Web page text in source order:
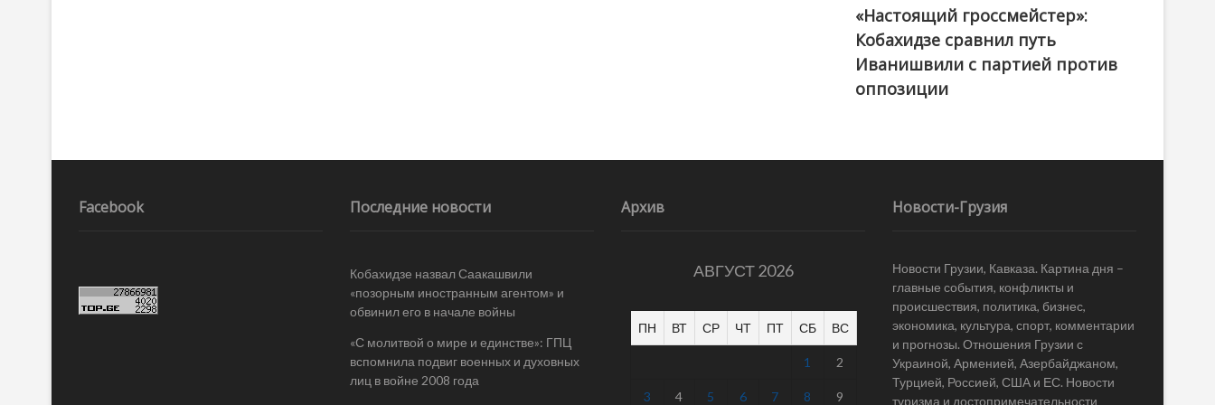
@ქართული ოცნება / Georgian Dream
«Настоящий гроссмейстер»:
Кобахидзе сравнил путь
Иванишвили с партией против
оппозиции
Facebook Последние новости
Кобахидзе назвал Саакашвили
«позорным иностранным агентом» и
обвинил его в начале войны
«С молитвой о мире и единстве»: ГПЦ
вспомнила подвиг военных и духовных
лиц в войне 2008 года
Архив
АВГУСТ 2026
ПН ВТ СР ЧТ ПТ СБ ВС
1 2
3 4 5 6 7 8 9
Новости-Грузия
Новости Грузии, Кавказа. Картина дня –
главные события, конфликты и
происшествия, политика, бизнес,
экономика, культура, спорт, комментарии
и прогнозы. Отношения Грузии с
Украиной, Арменией, Азербайджаном,
Турцией, Россией, США и ЕС. Новости
туризма и достопримечательности